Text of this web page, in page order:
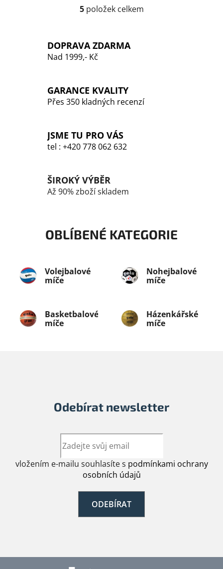
O
á
í
p
k
y
i
5položek celkem
DOPRAVA ZDARMA
Nad 1999,- Kč
GARANCE KVALITY
Přes 350 kladných recenzí
JSME TU PRO VÁS
tel : +420 778 062 632
ŠIROKÝ VÝBĚR
Až 90% zboží skladem
OBLÍBENÉ KATEGORIE
Volejbalové
míče
Nohejbalové
míče
Basketbalové
míče
Házenkářské
míče
Odebírat newsletter
vložením e-mailu souhlasíte s podmínkami ochrany
osobních údajů
ODEBÍRAT